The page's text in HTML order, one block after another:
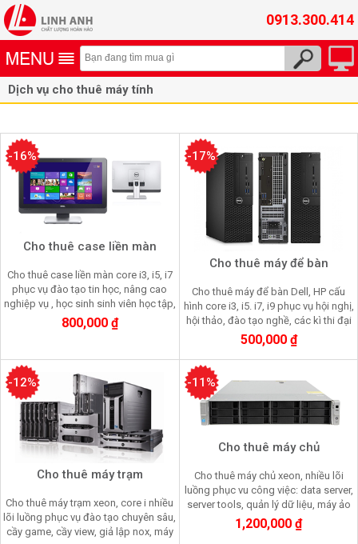
0913.300.414
Dịch vụ cho thuê máy tính
Cho thuê case liền màn
Cho thuê case liền màn core i3, i5, i7
phục vụ đào tạo tin học, nâng cao
nghiệp vụ , học sinh sinh viên học tập,
thi cử
800,000 ₫
-16%
Cho thuê máy để bàn
Cho thuê máy để bàn Dell, HP cấu
hình core i3, i5. i7, i9 phục vụ hội nghị,
hội thảo, đào tạo nghề, các kì thi đại
học, trung học, tiểu học.....
500,000 ₫
-17%
Cho thuê máy trạm
Cho thuê máy trạm xeon, core i nhiều
lõi luồng phục vụ đào tạo chuyên sâu,
cầy game, cầy view, giả lập nox, máy
-12%
Cho thuê máy chủ
Cho thuê máy chủ xeon, nhiều lõi
luồng phục vu công việc: data server,
server tools, quản lý dữ liệu, máy ảo
vmware, Pinote, render 3d, render
farm
1,200,000 ₫
-11%